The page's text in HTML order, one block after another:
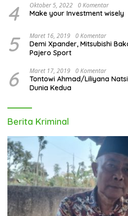
4 Oktober 5, 2022 0 Komentar
Make your Investment wisely
5 Maret 16, 2019 0 Komentar
Demi Xpander, Mitsubishi
Pajero Sport
6 Maret 17, 2019 0 Komentar
Tontowi Ahmad/Liliyana
Dunia Kedua
Berita Kriminal